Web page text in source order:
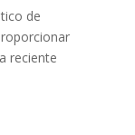
de
reciente